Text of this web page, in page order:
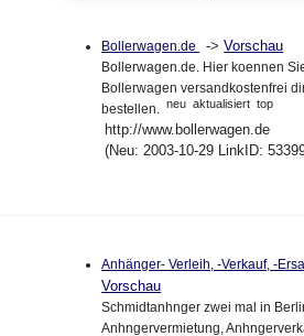
Bollerwagen.de ->Vorschau
Bollerwagen.de. Hier koennen
Bollerwagen versandkostenfrei
bestellen. neu aktualisiert top
http://www.bollerwagen.de
(Neu: 2003-10-29 LinkID:
Anhänger- Verleih, -Verkauf, -
Vorschau
Schmidtanhnger zwei mal in
Anhngervermietung,